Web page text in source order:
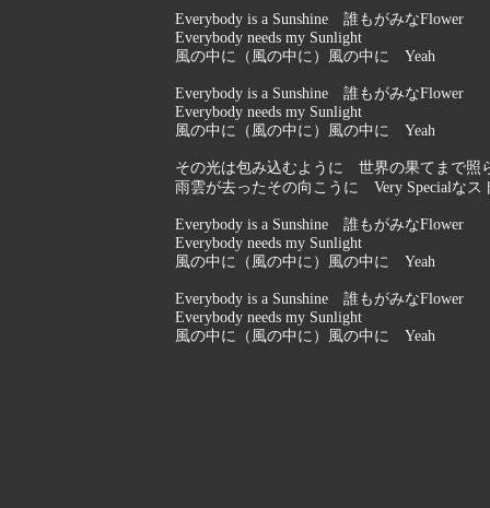
Everybody is a Sunshine 誰もがみなFlower
Everybody needs my Sunlight
風の中に（風の中に）風の中に Yeah
Everybody is a Sunshine 誰もがみなFlower
Everybody needs my Sunlight
風の中に（風の中に）風の中に Yeah
その光は包み込むように 世界の果てまで照
雨雲が去ったその向こうに Very Specialなス
Everybody is a Sunshine 誰もがみなFlower
Everybody needs my Sunlight
風の中に（風の中に）風の中に Yeah
Everybody is a Sunshine 誰もがみなFlower
Everybody needs my Sunlight
風の中に（風の中に）風の中に Yeah